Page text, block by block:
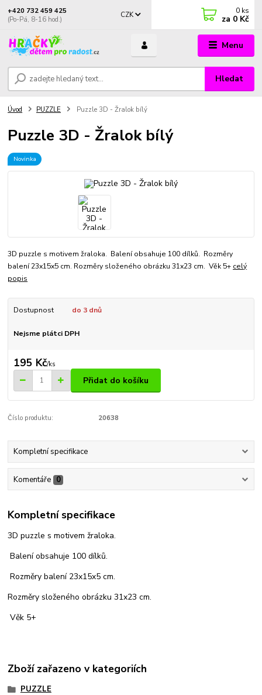
Menu
CZK
Hledat
+420 732 459 425
(Po-Pá, 8-16 hod.)
0 ks
za 0 Kč
Úvod PUZZLE Puzzle 3D - Žralok bílý
Puzzle 3D - Žralok bílý
Novinka
3D puzzle s motivem žraloka. Balení obsahuje 100 dílků. Rozměry
balení 23x15x5 cm. Rozměry složeného obrázku 31x23 cm. Věk 5+ celý
popis
Dostupnost do 3 dnů
Nejsme plátci DPH
195 Kč/ks
Přidat do košíku
Číslo produktu: 20638
Kompletní specifikace
Komentáře 0
Kompletní specifikace
3D puzzle s motivem žraloka.
Balení obsahuje 100 dílků.
Rozměry balení 23x15x5 cm.
Rozměry složeného obrázku 31x23 cm.
Věk 5+
Zboží zařazeno v kategoriích
PUZZLE